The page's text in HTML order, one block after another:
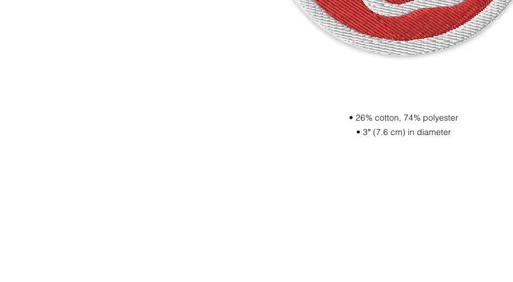
• 26% cotton, 74% polyester
• 3″ (7.6 cm) in diameter